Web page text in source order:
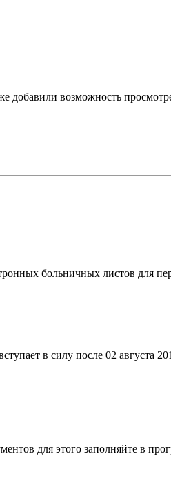
возможность
больничных листов для
в силу после 02 августа
для этого заполняйте в